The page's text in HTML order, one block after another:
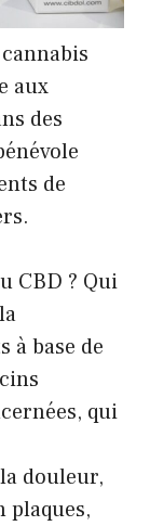
aux
des
de
CBD ? Qui
base de
qui
douleur,
plaques,